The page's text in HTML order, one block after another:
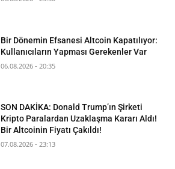
Bir Dönemin Efsanesi Altcoin Kapatılıyor:
Kullanıcıların Yapması Gerekenler Var
06.08.2026 - 20:35
SON DAKİKA: Donald Trump’ın Şirketi
Kripto Paralardan Uzaklaşma Kararı Aldı!
Bir Altcoinin Fiyatı Çakıldı!
07.08.2026 - 23:13